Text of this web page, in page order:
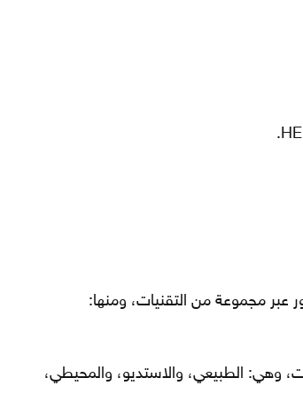
وهي: الطبيعي، والاستديو، والمحيطي،